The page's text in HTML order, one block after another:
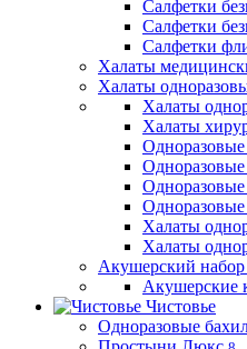
Салфетки
Салфетки
Салфетки
Халаты
Халаты
Халаты
Халаты
Одноразовые
Халаты
Халаты
Акушерский набор
Акушерские
Чистовье
Одноразовые